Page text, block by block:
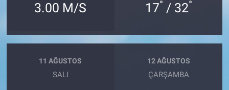
3.00 M/S 17° / 32°
11 AĞUSTOS
SALI
12 AĞUSTOS
ÇARŞAMBA